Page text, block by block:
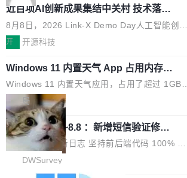
LED 画质局限，暗部细节...
预训练通常需要 3 到 6 个月，之后还有微调阶
段。按这个时间线，最早可能在 2026 年底或 2
027 年初发布。 这个节点很微妙。Anthropic 刚
在 5 月发布了 Mythos 5...
这块空白——放眼国产 Java 生态，能拿出手的
HTTP/2 网络框架，要么闭源，要么底层建立在
Netty 之上，真正自研的 Java 实现几乎没有。
wastnet 是一款完全自研、零第三方依赖的轻量
级 Java 网络应用框架，核心基于 JDK 原生 NI
O 构建 Reactor 多路复用模型，不依赖 Netty、
Tomcat 等任何第三方网络库。其 HTTP/2 协议
栈从 HPACK、Huffman 到 ALPN 均为自主实
现，在基准测试中与 Un...
近百项AI创新成果集结中关村 技术落地
与产业迭代提速
8月8日，2026 Link-X Demo Day人工智能创新
项目展在北京中关村举办。本次活动由星连资
业、学术、投资人士，集中展出近百项覆盖AI芯
片、算力、模型、应用全链条创新项目，聚焦AI
技术产业化落地与资本对接，呈现当前国内AI前
沿技术突破与商业化最新进展。 活动围绕AI学术
研究与产业落地融合展开多维度研讨。星连资本
创始合伙人张鸣晨表示，AI产业化是长期产融结
合过程，早期优质技术项目需持续资本与产业资
开 开源科技
Windows 11 内置天气 App 占用内存超
过 1GB
Windows 11 内置天气应用，占用了超过 1GB
内存。 Notebookcheck 的测试发现这个数字
时，反复确认了多次。不是 100MB，不是 500
MB，是 1 个 G。一个显示天气的应用。 Windo
ws 内置应用臃肿早就是老话题了，但一款天气
应用占用内存就超过 1G 还是过于离谱——问题
局
调问更新7.26~8.8 ：新增短信验证修
改，考试能力升级
DWSurvey 更新日志 坚持前后端代码 100% 开
源助力企业建设自主可控的问卷调研系统 官网地
址www.diaowen.net ➔ 源码下载Gitee 仓库 ➔
DWSurvey